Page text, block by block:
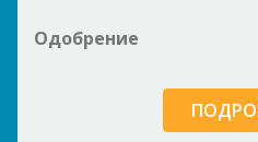
Одобрение